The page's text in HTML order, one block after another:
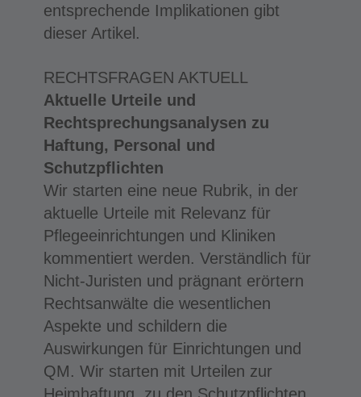
entsprechende Implikationen gibt
dieser Artikel.
RECHTSFRAGEN AKTUELL
Aktuelle Urteile und
Rechtsprechungsanalysen zu
Haftung, Personal und
Schutzpflichten
Wir starten eine neue Rubrik, in der
aktuelle Urteile mit Relevanz für
Pflegeeinrichtungen und Kliniken
kommentiert werden. Verständlich für
Nicht-Juristen und prägnant erörtern
Rechtsanwälte die wesentlichen
Aspekte und schildern die
Auswirkungen für Einrichtungen und
QM. Wir starten mit Urteilen zur